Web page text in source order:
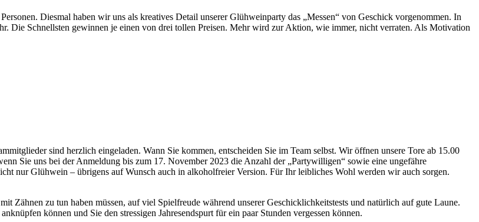
Diesmal haben wir uns als kreatives Detail unserer Glühweinparty das „Messen“ von Geschick vorgenommen. In
Die Schnellsten gewinnen je einen von drei tollen Preisen. Mehr wird zur Aktion, wie immer, nicht verraten. Als Motivation
sind herzlich eingeladen. Wann Sie kommen, entscheiden Sie im Team selbst. Wir öffnen unsere Tore ab 15.00
Sie uns bei der Anmeldung bis zum 17. November 2023 die Anzahl der „Partywilligen“ sowie eine ungefähre
nur Glühwein – übrigens auf Wunsch auch in alkoholfreier Version. Für Ihr leibliches Wohl werden wir auch sorgen.
Zähnen zu tun haben müssen, auf viel Spielfreude während unserer Geschicklichkeitstests und natürlich auf gute Laune.
können und Sie den stressigen Jahresendspurt für ein paar Stunden vergessen können.